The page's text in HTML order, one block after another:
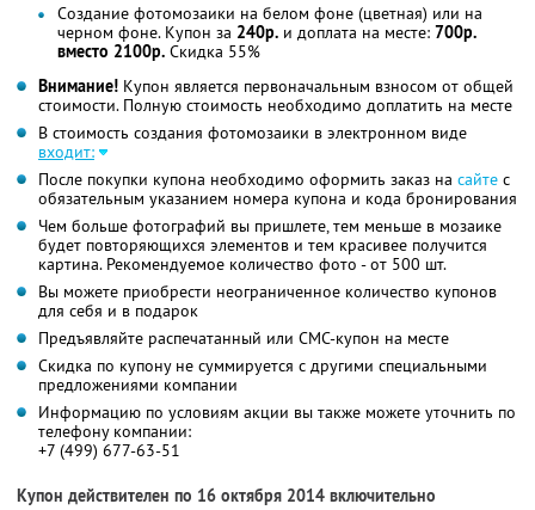
Создание фотомозаики на белом фоне (цветная) или на
черном фоне. Купон за 240р. и доплата на месте: 700р.
вместо 2100р. Скидка 55%
Внимание! Купон является первоначальным взносом от общей
стоимости. Полную стоимость необходимо доплатить на месте
В стоимость создания фотомозаики в электронном виде
входит:
После покупки купона необходимо оформить заказ на сайте с
обязательным указанием номера купона и кода бронирования
Чем больше фотографий вы пришлете, тем меньше в мозаике
будет повторяющихся элементов и тем красивее получится
картина. Рекомендуемое количество фото - от 500 шт.
Вы можете приобрести неограниченное количество купонов
для себя и в подарок
Предъявляйте распечатанный или СМС-купон на месте
Скидка по купону не суммируется с другими специальными
предложениями компании
Информацию по условиям акции вы также можете уточнить по
телефону компании:
+7 (499) 677-63-51
Купон действителен по 16 октября 2014 включительно